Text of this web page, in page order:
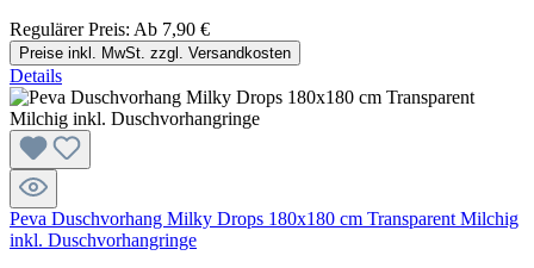
Regulärer Preis: Ab 7,90 €
Preise inkl. MwSt. zzgl. Versandkosten
Details
Peva Duschvorhang Milky Drops 180x180 cm Transparent Milchig
inkl. Duschvorhangringe